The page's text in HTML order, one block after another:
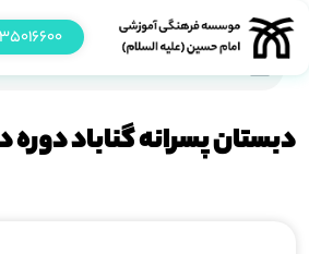
- 05191091024
دبستان پسرانه گناباد